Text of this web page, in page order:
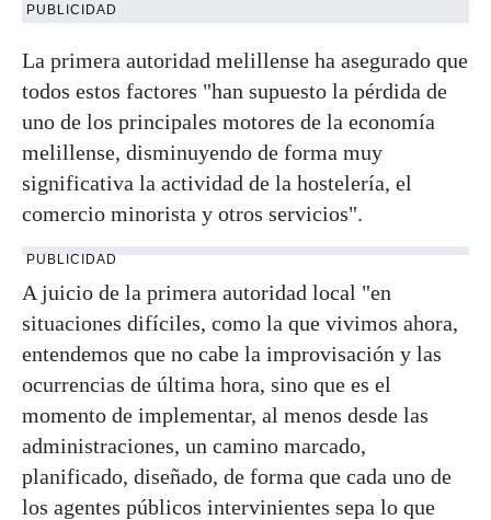
PUBLICIDAD
La primera autoridad melillense ha asegurado que
todos estos factores "han supuesto la pérdida de
uno de los principales motores de la economía
melillense, disminuyendo de forma muy
significativa la actividad de la hostelería, el
comercio minorista y otros servicios".
PUBLICIDAD
A juicio de la primera autoridad local "en
situaciones difíciles, como la que vivimos ahora,
entendemos que no cabe la improvisación y las
ocurrencias de última hora, sino que es el
momento de implementar, al menos desde las
administraciones, un camino marcado,
planificado, diseñado, de forma que cada uno de
los agentes públicos intervinientes sepa lo que